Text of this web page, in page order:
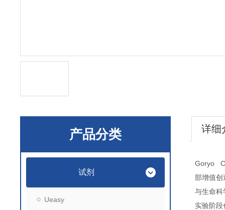
产品分类
试剂
Ueasy
详细
Goryo
部增值创
与生命科
实验阶